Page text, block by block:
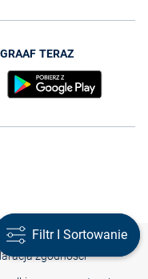
TERAZ
| Nota prawna |
zgodności
Filtr I Sortowanie
Filtr I Sortowanie